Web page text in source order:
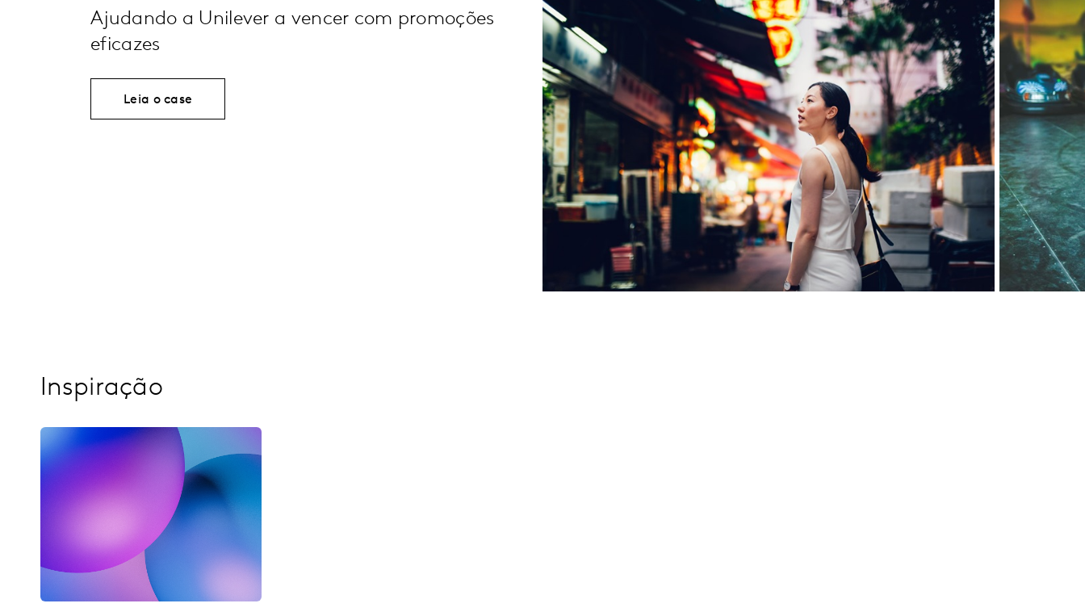
Ajudando a Unilever a vencer com promoções
eficazes
Leia o case
Inspiração